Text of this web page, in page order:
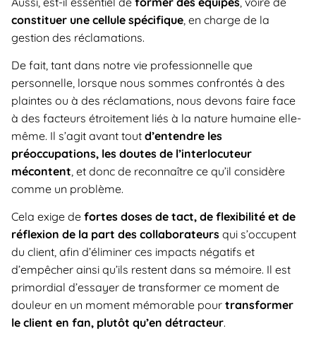
constituer une cellule spécifique , en charge de la
gestion des réclamations.
De fait, tant dans notre vie professionnelle que
personnelle, lorsque nous sommes confrontés à des
plaintes ou à des réclamations, nous devons faire face
à des facteurs étroitement liés à la nature humaine elle-
même. Il s’agit avant tout d’entendre les
préoccupations, les doutes de l’interlocuteur
mécontent, et donc de reconnaître ce qu’il considère
comme un problème.
Cela exige de fortes doses de tact, de flexibilité et de
réflexion de la part des collaborateurs qui s’occupent
du client, afin d’éliminer ces impacts négatifs et
d’empêcher ainsi qu’ils restent dans sa mémoire. Il est
primordial d’essayer de transformer ce moment de
douleur en un moment mémorable pour transformer
le client en fan, plutôt qu’en détracteur.